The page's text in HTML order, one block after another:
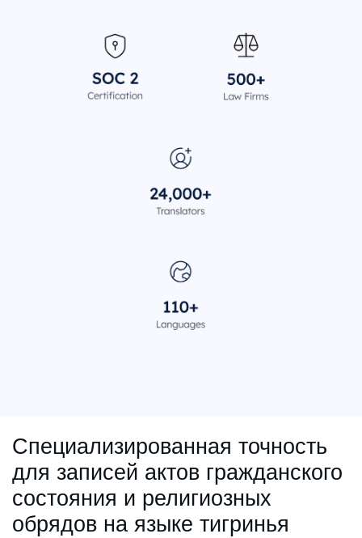
Специализированная точность
для записей актов гражданского
состояния и религиозных
обрядов на языке тигринья